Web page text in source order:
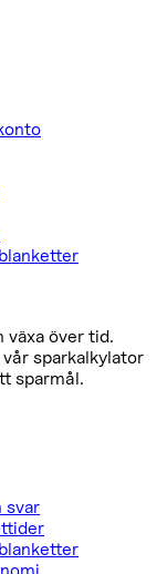
växa över tid.
sparkalkylator
sparmål.
svar